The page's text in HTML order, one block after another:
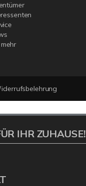
mehr
IHR ZUHAUSE!